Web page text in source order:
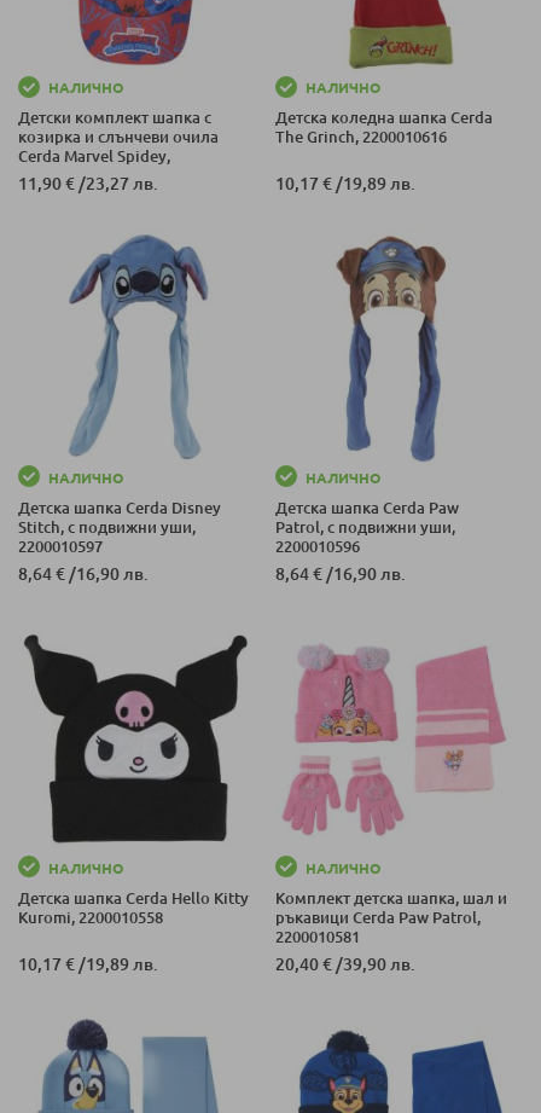
НАЛИЧНО
Детски комплект шапка с
козирка и слънчеви очила
Cerda Marvel Spidey,
2200010093
11,90 € /23,27 лв.
НАЛИЧНО
Детска коледна шапка Cerda
The Grinch, 2200010616
10,17 € /19,89 лв.
НАЛИЧНО
Детска шапка Cerda Disney
Stitch, с подвижни уши,
2200010597
8,64 € /16,90 лв.
НАЛИЧНО
Детска шапка Cerda Paw
Patrol, с подвижни уши,
2200010596
8,64 € /16,90 лв.
НАЛИЧНО
Детска шапка Cerda Hello Kitty
Kuromi, 2200010558
10,17 € /19,89 лв.
НАЛИЧНО
Комплект детска шапка, шал и
ръкавици Cerda Paw Patrol,
2200010581
20,40 € /39,90 лв.